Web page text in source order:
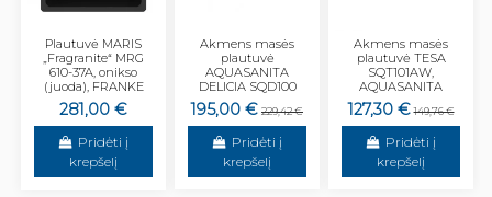
Plautuvė MARIS
„Fragranite“ MRG
610-37A, onikso
(juoda), FRANKE
281,00 €
Pridėti į
krepšelį
Akmens masės
plautuvė
AQUASANITA
DELICIA SQD100
195,00 € 229,42 €
Pridėti į
krepšelį
Akmens masės
plautuvė TESA
SQT101AW,
AQUASANITA
127,30 € 149,76 €
Pridėti į
krepšelį